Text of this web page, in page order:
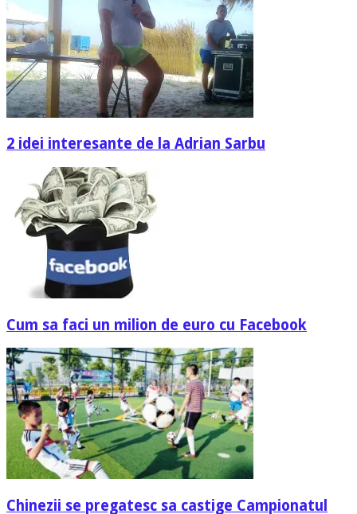
2 idei interesante de la Adrian Sarbu
Cum sa faci un milion de euro cu Facebook
Chinezii se pregatesc sa castige Campionatul